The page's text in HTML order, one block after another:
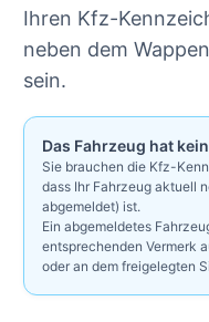
Ihren Kfz-
neben dem
sein.
Das Fahrzeug hat
Sie brauchen die Kfz-
dass Ihr Fahrzeug aktuell
abgemeldet) ist.
Ein abgemeldetes
entsprechenden Vermerk
oder an dem freigelegten